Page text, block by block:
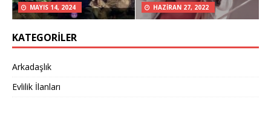
MAYIS 14, 2024 HAZIRAN 27, 2022
KATEGORILER
Arkadaşlık
Evlilik İlanları